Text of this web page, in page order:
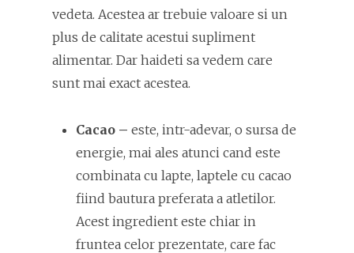
vedeta. Acestea ar trebuie valoare si un
plus de calitate acestui supliment
alimentar. Dar haideti sa vedem care
sunt mai exact acestea.
Cacao – este, intr-adevar, o sursa de
energie, mai ales atunci cand este
combinata cu lapte, laptele cu cacao
fiind bautura preferata a atletilor.
Acest ingredient este chiar in
fruntea celor prezentate, care fac